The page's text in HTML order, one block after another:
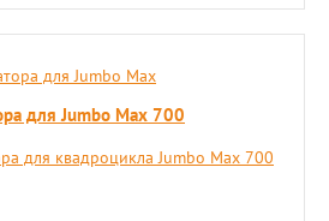
для Jumbo Max 700
для квадроцикла Jumbo Max 700